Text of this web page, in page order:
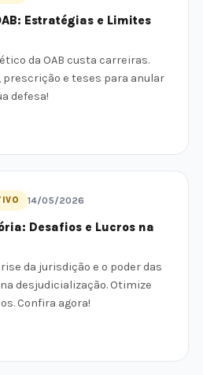
Estratégias e Limites
da OAB custa carreiras.
e teses para anular
defesa!
14/05/2026
Desafios e Lucros na
da jurisdição e o poder das
desjudicialização. Otimize
Confira agora!